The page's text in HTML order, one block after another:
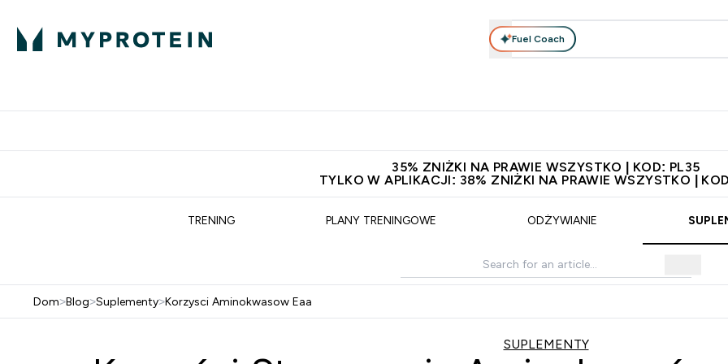
Fuel Coach
35% ZNIŻKI NA PRAWIE WSZYSTKO | KOD: PL35
TYLKO W APLIKACJI: 38% ZNIŻKI NA PRAWIE WSZYSTKO |
TRENING PLANY TRENINGOWE ODŻYWIANIE
Dom>Blog>Suplementy>Korzysci Aminokwasow Eaa
SUPLEMENTY